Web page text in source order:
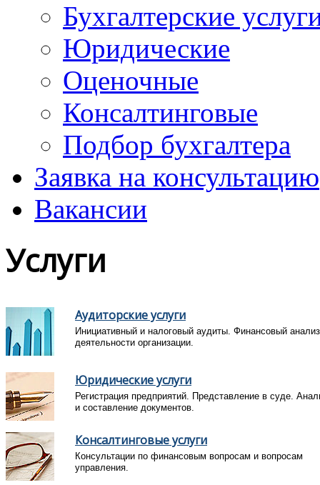
Бухгалтерские
Юридические
Оценочные
Консалтинговые
Подбор бухгалтера
Заявка на консультацию
Вакансии
Услуги
Аудиторские услуги
Инициативный и налоговый аудиты. Финансовый анализ
деятельности организации.
Юридические услуги
Регистрация предприятий. Представление в суде.
и составление документов.
Консалтинговые услуги
Консультации по финансовым вопросам и вопросам
управления.